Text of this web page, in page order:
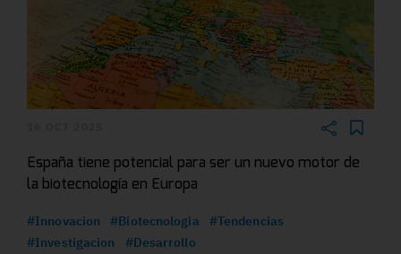
España tiene potencial para ser un nuevo motor de
la biotecnología en Europa
#Innovacion #Biotecnologia
#Tendencias
#Investigacion
#Desarrollo